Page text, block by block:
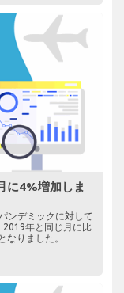
に4%増加しま
ンデミックに対して
年と同じ月に比
なりました。